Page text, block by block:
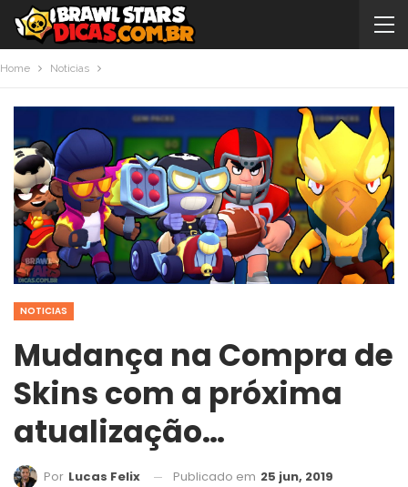
Home Noticias
NOTICIAS
Mudança na Compra de
Skins com a próxima
atualização…
Por Lucas Felix Publicado em 25 jun, 2019